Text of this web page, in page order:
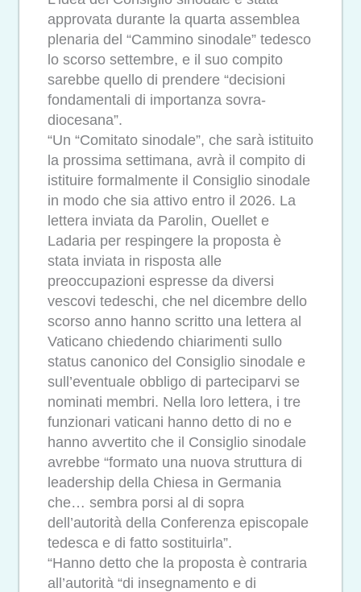
approvata durante la quarta assemblea
plenaria del “Cammino sinodale” tedesco
lo scorso settembre, e il suo compito
sarebbe quello di prendere “decisioni
fondamentali di importanza sovra-
diocesana”.
“Un “Comitato sinodale”, che sarà istituito
la prossima settimana, avrà il compito di
istituire formalmente il Consiglio sinodale
in modo che sia attivo entro il 2026. La
lettera inviata da Parolin, Ouellet e
Ladaria per respingere la proposta è
stata inviata in risposta alle
preoccupazioni espresse da diversi
vescovi tedeschi, che nel dicembre dello
scorso anno hanno scritto una lettera al
Vaticano chiedendo chiarimenti sullo
status canonico del Consiglio sinodale e
sull’eventuale obbligo di parteciparvi se
nominati membri. Nella loro lettera, i tre
funzionari vaticani hanno detto di no e
hanno avvertito che il Consiglio sinodale
avrebbe “formato una nuova struttura di
leadership della Chiesa in Germania
che… sembra porsi al di sopra
dell’autorità della Conferenza episcopale
tedesca e di fatto sostituirla”.
“Hanno detto che la proposta è contraria
all’autorità “di insegnamento e di